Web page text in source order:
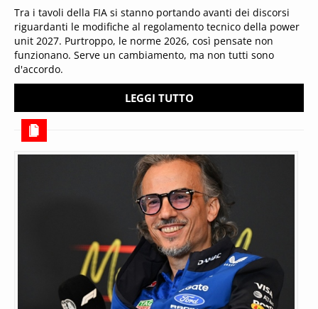
Tra i tavoli della FIA si stanno portando avanti dei discorsi
riguardanti le modifiche al regolamento tecnico della power
unit 2027. Purtroppo, le norme 2026, così pensate non
funzionano. Serve un cambiamento, ma non tutti sono
d'accordo.
LEGGI TUTTO